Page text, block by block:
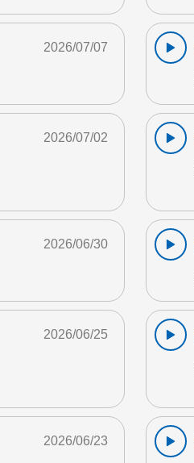
2026/07/07
2026/07/02
2026/06/30
2026/06/25
2026/06/23